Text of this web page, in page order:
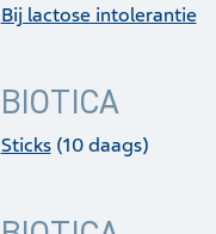
Bij lactose intolerantie
BIOTICA
Sticks(10 daags)